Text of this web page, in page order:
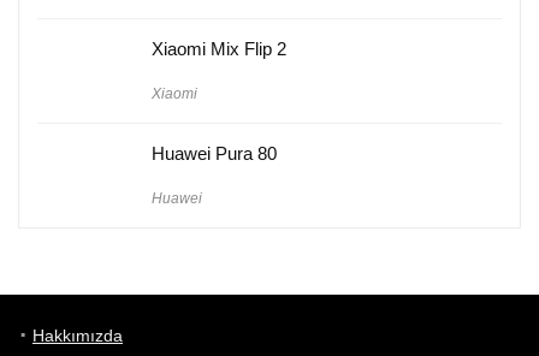
Xiaomi Mix Flip 2
Xiaomi
Huawei Pura 80
Huawei
Hakkımızda